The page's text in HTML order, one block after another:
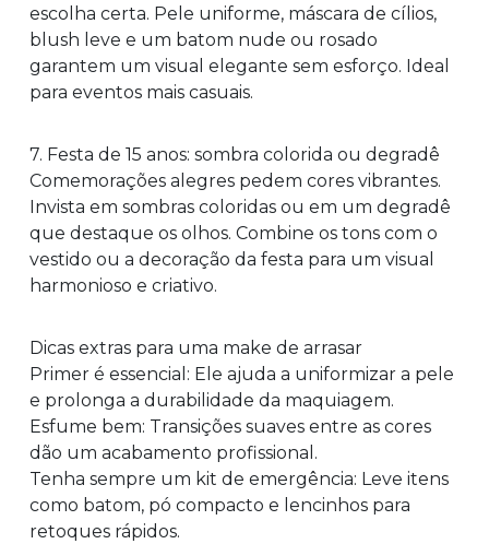
escolha certa. Pele uniforme, máscara de cílios,
blush leve e um batom nude ou rosado
garantem um visual elegante sem esforço. Ideal
para eventos mais casuais.
7. Festa de 15 anos: sombra colorida ou degradê
Comemorações alegres pedem cores vibrantes.
Invista em sombras coloridas ou em um degradê
que destaque os olhos. Combine os tons com o
vestido ou a decoração da festa para um visual
harmonioso e criativo.
Dicas extras para uma make de arrasar
Primer é essencial: Ele ajuda a uniformizar a pele
e prolonga a durabilidade da maquiagem.
Esfume bem: Transições suaves entre as cores
dão um acabamento profissional.
Tenha sempre um kit de emergência: Leve itens
como batom, pó compacto e lencinhos para
retoques rápidos.